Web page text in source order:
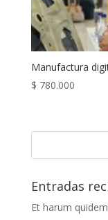
Manufactura
$ 780.000
Entradas
Et harum